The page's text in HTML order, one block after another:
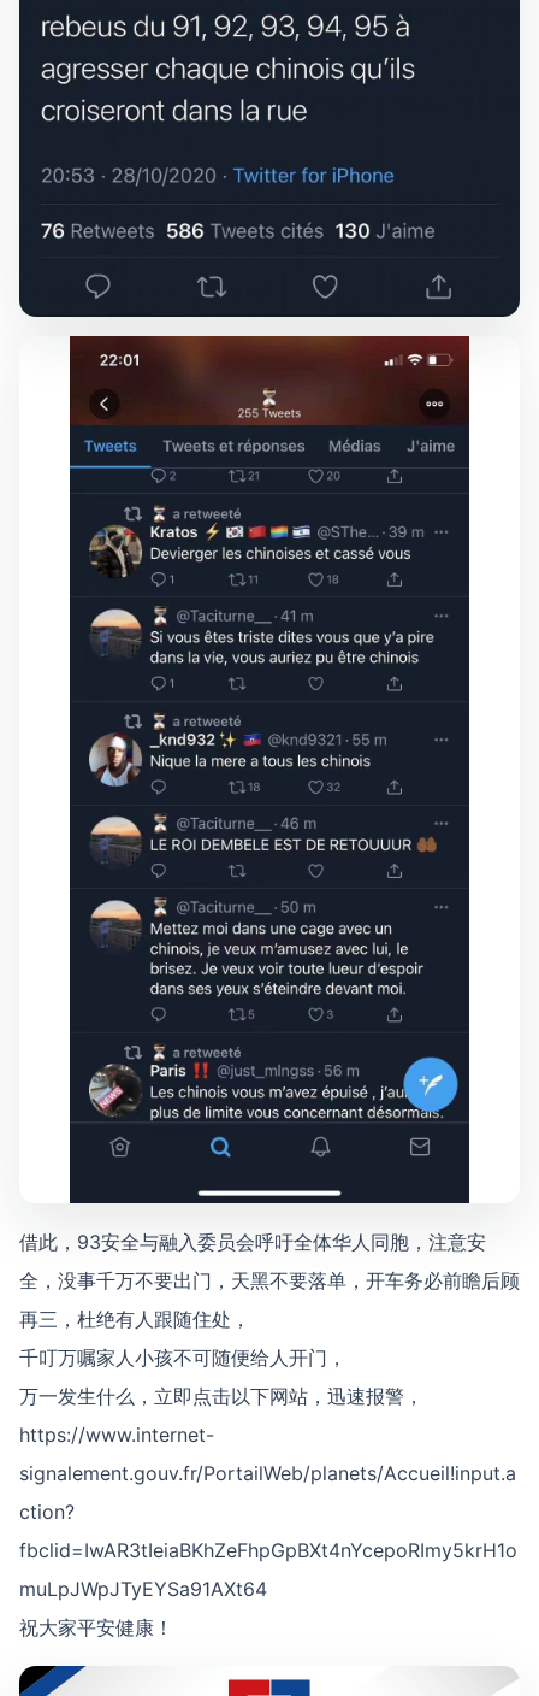
借此，93安全与融入委员会呼吁全体华人同胞，注意安
全，没事千万不要出门，天黑不要落单，开车务必前瞻后顾
再三，杜绝有人跟随住处，
千叮万嘱家人小孩不可随便给人开门，
万一发生什么，立即点击以下网站，迅速报警，
https://www.internet-
signalement.gouv.fr/PortailWeb/planets/Accueil!input.a
ction?
fbclid=IwAR3tIeiaBKhZeFhpGpBXt4nYcepoRImy5krH1o
muLpJWpJTyEYSa91AXt64
祝大家平安健康！